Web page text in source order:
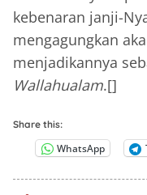
kebenaran janji-
mengagungkan
menjadikannya
Wallahualam.[]
Share this:
WhatsApp